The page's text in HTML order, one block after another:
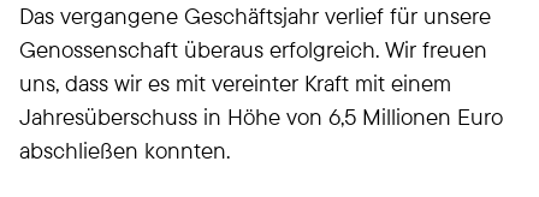
Das vergangene Geschäftsjahr verlief für unsere
Genossenschaft überaus erfolgreich. Wir freuen
uns, dass wir es mit vereinter Kraft mit einem
Jahresüberschuss in Höhe von 6,5 Millionen Euro
abschließen konnten.